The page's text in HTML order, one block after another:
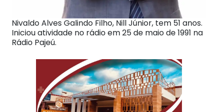
Nivaldo Alves Galindo Filho, Nill Júnior, tem 51 anos.
Iniciou atividade no rádio em 25 de maio de 1991 na
Rádio Pajeú.